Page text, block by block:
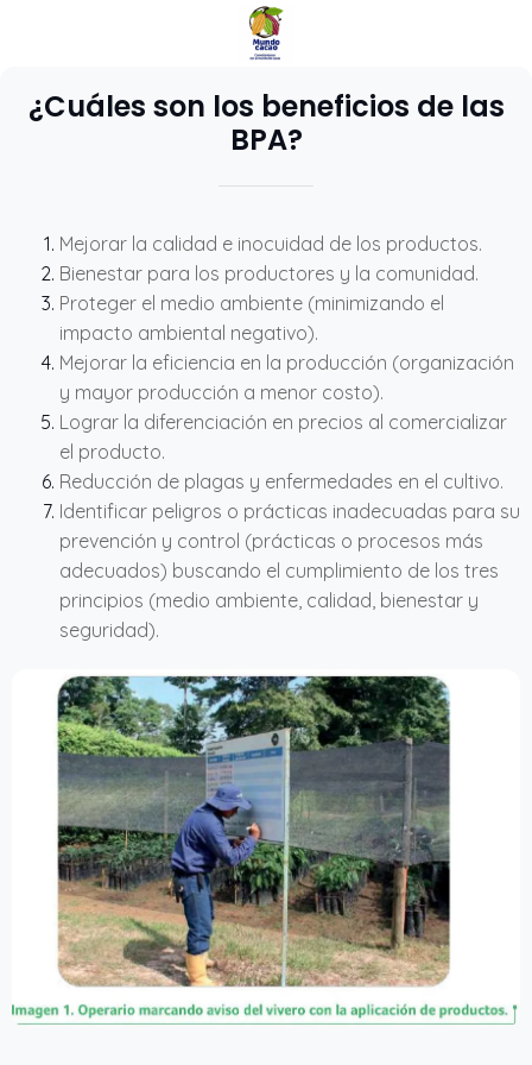
¿Cuáles son los beneficios de las
BPA?
Mejorar la calidad e inocuidad de los productos.
Bienestar para los productores y la comunidad.
Proteger el medio ambiente (minimizando el
impacto ambiental negativo).
Mejorar la eficiencia en la producción (organización
y mayor producción a menor costo).
Lograr la diferenciación en precios al comercializar
el producto.
Reducción de plagas y enfermedades en el cultivo.
Identificar peligros o prácticas inadecuadas para su
prevención y control (prácticas o procesos más
adecuados) buscando el cumplimiento de los tres
principios (medio ambiente, calidad, bienestar y
seguridad).